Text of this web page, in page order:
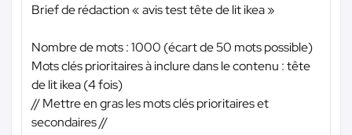
Brief de rédaction « avis test tête de lit ikea »
Nombre de mots : 1000 (écart de 50 mots possible)
Mots clés prioritaires à inclure dans le contenu : tête
de lit ikea (4 fois)
// Mettre en gras les mots clés prioritaires et
secondaires //